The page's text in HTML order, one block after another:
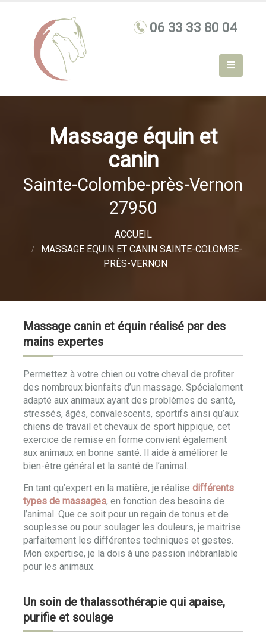
Massage équin et
canin
Sainte-Colombe-près-Vernon
27950
ACCUEIL
MASSAGE ÉQUIN ET CANIN SAINTE-COLOMBE-
PRÈS-VERNON
Massage canin et équin réalisé par des
mains expertes
Permettez à votre chien ou votre cheval de profiter
des nombreux bienfaits d’un massage. Spécialement
adapté aux animaux ayant des problèmes de santé,
stressés, âgés, convalescents, sportifs ainsi qu’aux
chiens de travail et chevaux de sport hippique, cet
exercice de remise en forme convient également
aux animaux en bonne santé. Il aide à améliorer le
bien-être général et la santé de l’animal.
En tant qu’expert en la matière, je réalise différents
types de massages, en fonction des besoins de
l’animal. Que ce soit pour un regain de tonus et de
souplesse ou pour soulager les douleurs, je maitrise
parfaitement les différentes techniques et gestes.
Mon expertise, je la dois à une passion inébranlable
pour les animaux.
Un soin de thalassothérapie qui apaise,
purifie et soulage